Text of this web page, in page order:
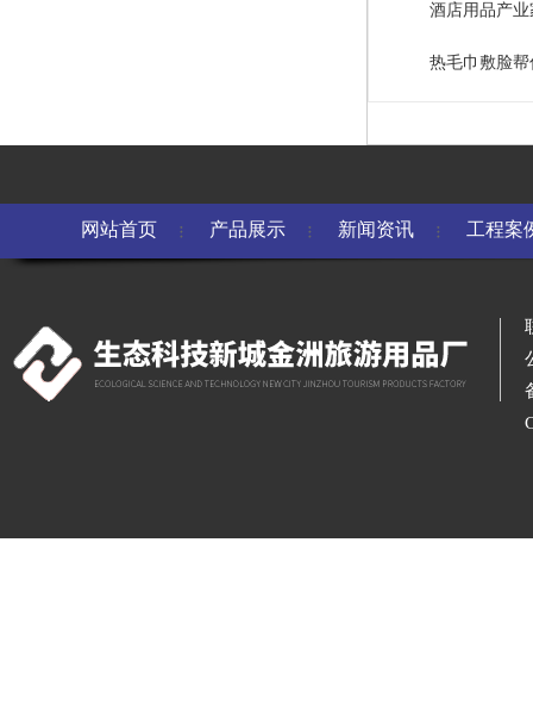
酒店用品产
热毛巾敷脸
网站首页 产品展示 新闻资讯 工程案